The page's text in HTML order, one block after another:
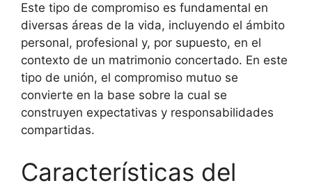
Este tipo de compromiso es fundamental en
diversas áreas de la vida, incluyendo el ámbito
personal, profesional y, por supuesto, en el
contexto de un matrimonio concertado. En este
tipo de unión, el compromiso mutuo se
convierte en la base sobre la cual se
construyen expectativas y responsabilidades
compartidas.
Características del